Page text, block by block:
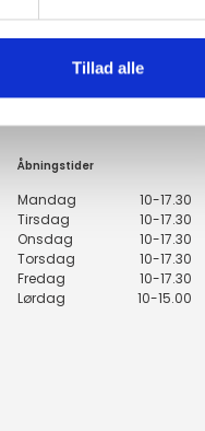
Tillad alle
KUNDESERVICE &
Ring på 23 37 27 84
14 DAGES
100% returret
Åbningstider
Mandag
10-17.30
Tirsdag
10-17.30
Onsdag
10-17.30
Torsdag
10-17.30
Fredag
10-17.30
Lørdag
10-15.00